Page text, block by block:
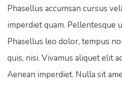
Phasellus accumsan cursus
imperdiet quam. Pellentesque
Phasellus leo dolor, tempus
quis, nisi. Vivamus aliquet elit
Aenean imperdiet. Nulla sit